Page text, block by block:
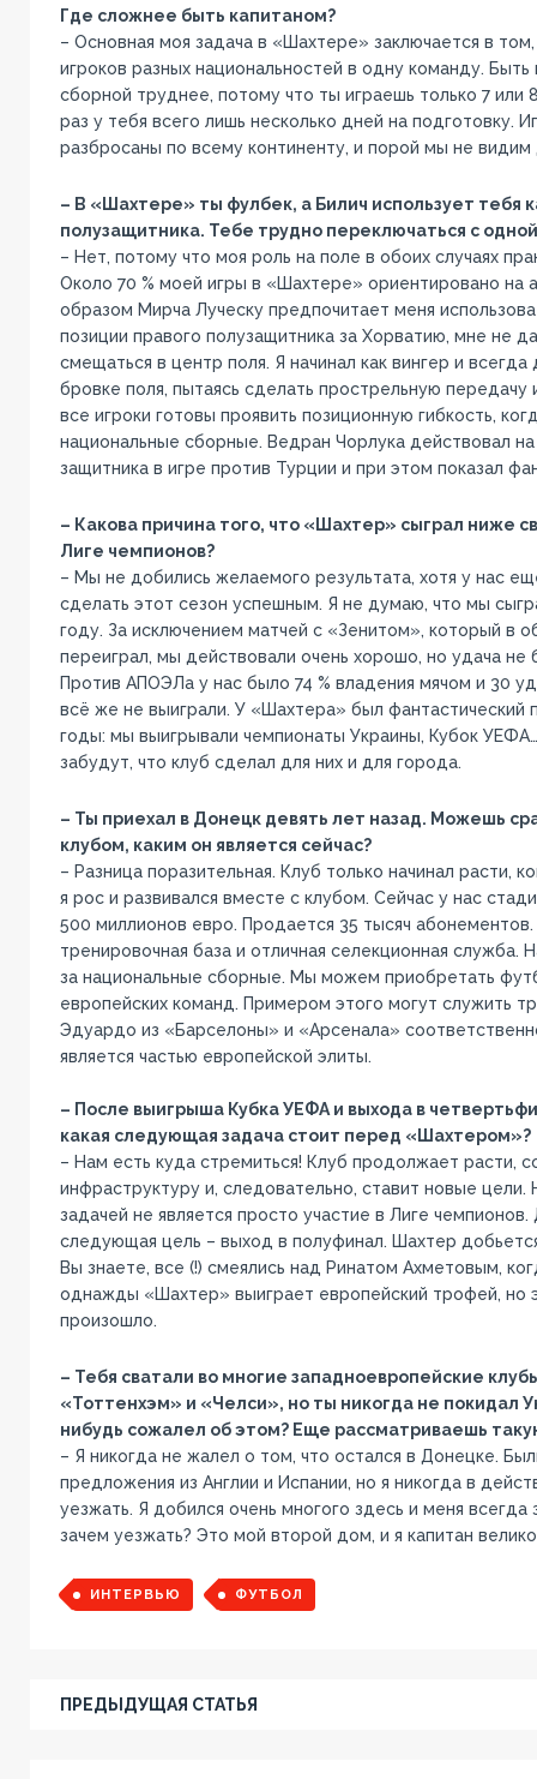
Где сложнее быть капитаном?
– Основная моя задача в «Шахтере» заключается в
игроков разных национальностей в одну команду. Быть
сборной труднее, потому что ты играешь только 7 или
раз у тебя всего лишь несколько дней на подготовку.
разбросаны по всему континенту, и порой мы не видим
– В «Шахтере» ты фулбек, а Билич использует тебя
полузащитника. Тебе трудно переключаться с
– Нет, потому что моя роль на поле в обоих случаях
Около 70 % моей игры в «Шахтере» ориентировано на
образом Мирча Луческу предпочитает меня
позиции правого полузащитника за Хорватию, мне не
смещаться в центр поля. Я начинал как вингер и всегда
бровке поля, пытаясь сделать прострельную передачу
все игроки готовы проявить позиционную гибкость,
национальные сборные. Ведран Чорлука действовал на
защитника в игре против Турции и при этом показал
– Какова причина того, что «Шахтер» сыграл ниже
Лиге чемпионов?
– Мы не добились желаемого результата, хотя у нас
сделать этот сезон успешным. Я не думаю, что мы
году. За исключением матчей с «Зенитом», который в
переиграл, мы действовали очень хорошо, но удача не
Против АПОЭЛа у нас было 74 % владения мячом и 30
всё же не выиграли. У «Шахтера» был фантастический
годы: мы выигрывали чемпионаты Украины, Кубок
забудут, что клуб сделал для них и для города.
– Ты приехал в Донецк девять лет назад. Можешь
клубом, каким он является сейчас?
– Разница поразительная. Клуб только начинал расти,
я рос и развивался вместе с клубом. Сейчас у нас
500 миллионов евро. Продается 35 тысяч абонементов.
тренировочная база и отличная селекционная служба.
за национальные сборные. Мы можем приобретать
европейских команд. Примером этого могут служить
Эдуардо из «Барселоны» и «Арсенала»
является частью европейской элиты.
– После выигрыша Кубка УЕФА и выхода в
какая следующая задача стоит перед «Шахтером»?
– Нам есть куда стремиться! Клуб продолжает расти,
инфраструктуру и, следовательно, ставит новые
задачей не является просто участие в Лиге
следующая цель – выход в полуфинал. Шахтер
Вы знаете, все (!) смеялись над Ринатом Ахметовым,
однажды «Шахтер» выиграет европейский трофей, но
произошло.
– Тебя сватали во многие западноевропейские
«Тоттенхэм» и «Челси», но ты никогда не покидал
нибудь сожалел об этом? Еще рассматриваешь
– Я никогда не жалел о том, что остался в Донецке.
предложения из Англии и Испании, но я никогда в
уезжать. Я добился очень многого здесь и меня
зачем уезжать? Это мой второй дом, и я капитан
ИНТЕРВЬЮ ФУТБОЛ
ПРЕДЫДУЩАЯ СТАТЬЯ